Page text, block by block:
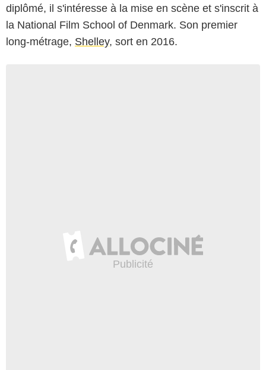
diplômé, il s'intéresse à la mise en scène et s'inscrit à
la National Film School of Denmark. Son premier
long-métrage, Shelley, sort en 2016.